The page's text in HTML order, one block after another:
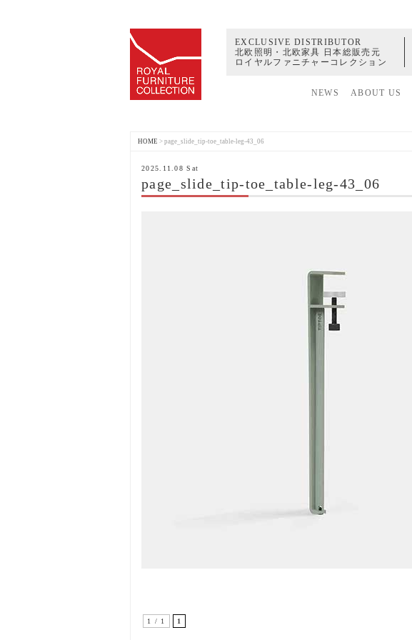
EXCLUSIVE DISTRIBUTOR
北欧照明・北欧家具 日本総販売元
ロイヤルファニチャーコレクション
NEWS ABOUT US
HOME > page_slide_tip-toe_table-leg-43_06
2025.11.08 Sat
page_slide_tip-toe_table-leg-43_06
1 / 1 1